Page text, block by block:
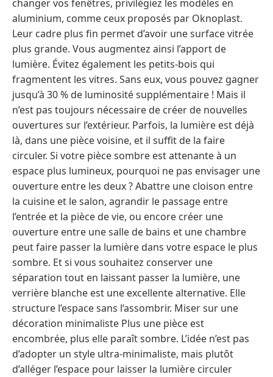
changer vos fenêtres, privilégiez les modèles en
aluminium, comme ceux proposés par Oknoplast.
Leur cadre plus fin permet d’avoir une surface vitrée
plus grande. Vous augmentez ainsi l’apport de
lumière. Évitez également les petits-bois qui
fragmentent les vitres. Sans eux, vous pouvez gagner
jusqu’à 30 % de luminosité supplémentaire ! Mais il
n’est pas toujours nécessaire de créer de nouvelles
ouvertures sur l’extérieur. Parfois, la lumière est déjà
là, dans une pièce voisine, et il suffit de la faire
circuler. Si votre pièce sombre est attenante à un
espace plus lumineux, pourquoi ne pas envisager une
ouverture entre les deux ? Abattre une cloison entre
la cuisine et le salon, agrandir le passage entre
l’entrée et la pièce de vie, ou encore créer une
ouverture entre une salle de bains et une chambre
peut faire passer la lumière dans votre espace le plus
sombre. Et si vous souhaitez conserver une
séparation tout en laissant passer la lumière, une
verrière blanche est une excellente alternative. Elle
structure l’espace sans l’assombrir. Miser sur une
décoration minimaliste Plus une pièce est
encombrée, plus elle paraît sombre. L’idée n’est pas
d’adopter un style ultra-minimaliste, mais plutôt
d’alléger l’espace pour laisser la lumière circuler